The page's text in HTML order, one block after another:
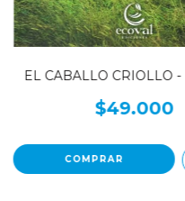
EL CABALLO CRIOLLO -
$49.000